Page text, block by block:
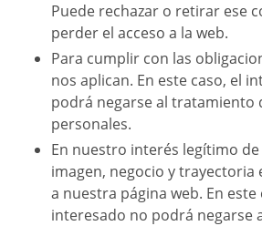
Puede rechazar o retirar ese
perder el acceso a la web.
Para cumplir con las
nos aplican. En este caso, el
podrá negarse al tratamiento
personales.
En nuestro interés legítimo
imagen, negocio y trayectoria
a nuestra página web. En este
interesado no podrá negarse